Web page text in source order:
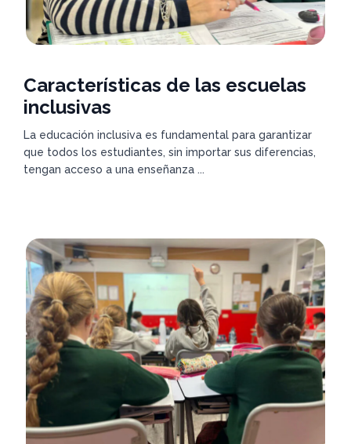
Características de las escuelas
inclusivas
La educación inclusiva es fundamental para garantizar
que todos los estudiantes, sin importar sus diferencias,
tengan acceso a una enseñanza ...